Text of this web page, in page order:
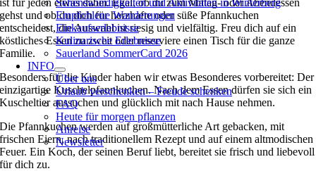
Sehenswürdigkeiten und Aktivitäten in Winterberg
Empfohlene Wanderungen
Einkaufserlebnisse
Kulinarische Erlebnisse
Sauerland SommerCard 2026
INFO
Über uns
Urlaub verschenken – Freude schenken
FAQ
Heute für morgen pflanzen
Anreise
Newsletter
ist für jeden etwas dabei. Egal, ob du zum Mittag- oder Abendessen
gehst und ob du dich für herzhafte oder süße Pfannkuchen
entscheidest, die Auswahl ist riesig und vielfältig. Freu dich auf ein
köstliches Essen zu zweit oder reserviere einen Tisch für die ganze
Familie.
Besonders für die Kinder haben wir etwas Besonderes vorbereitet: Der
einzigartige Kuschelpfannkuchen. Nach dem Essen dürfen sie sich ein
Kuscheltier aussuchen und glücklich mit nach Hause nehmen.
Die Pfannkuchen werden auf großmütterliche Art gebacken, mit
frischen Eiern, nach traditionellem Rezept und auf einem altmodischen
Feuer. Ein Koch, der seinen Beruf liebt, bereitet sie frisch und liebevoll
für dich zu.